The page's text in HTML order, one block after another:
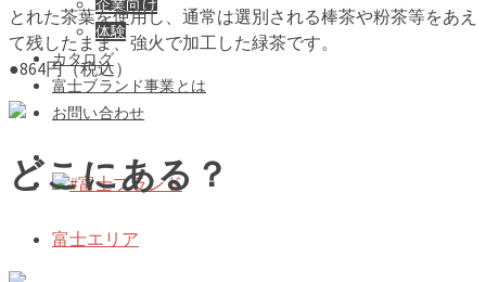
企業向け
体験
カタログ
富士ブランド事業とは
お問い合わせ
#富士ブランド
とれた茶葉を使用し、通常は選別される棒茶や粉茶等をあえ
て残したまま、強火で加工した緑茶です。
●864円（税込）
どこにある？
富士エリア